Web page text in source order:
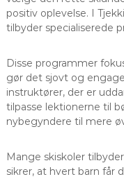
positiv oplevelse. I
tilbyder specialiserede
Disse programmer
gør det sjovt og
instruktører, der er
tilpasse lektionerne til
nybegyndere til mere
Mange skiskoler
sikrer, at hvert barn